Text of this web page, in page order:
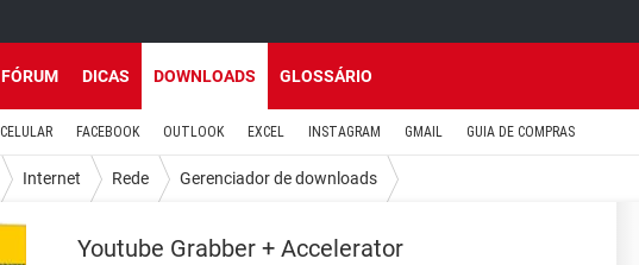
FÓRUM DICAS DOWNLOADS GLOSSÁRIO
CELULAR FACEBOOK OUTLOOK EXCEL INSTAGRAM GMAIL GUIA DE COMPRAS
Internet Rede Gerenciador de downloads
Youtube Grabber + Accelerator